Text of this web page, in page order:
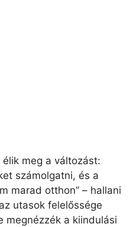
meg a változást:
számolgatni, és a
marad otthon” – hallani
utasok felelőssége
megnézzék a kiindulási